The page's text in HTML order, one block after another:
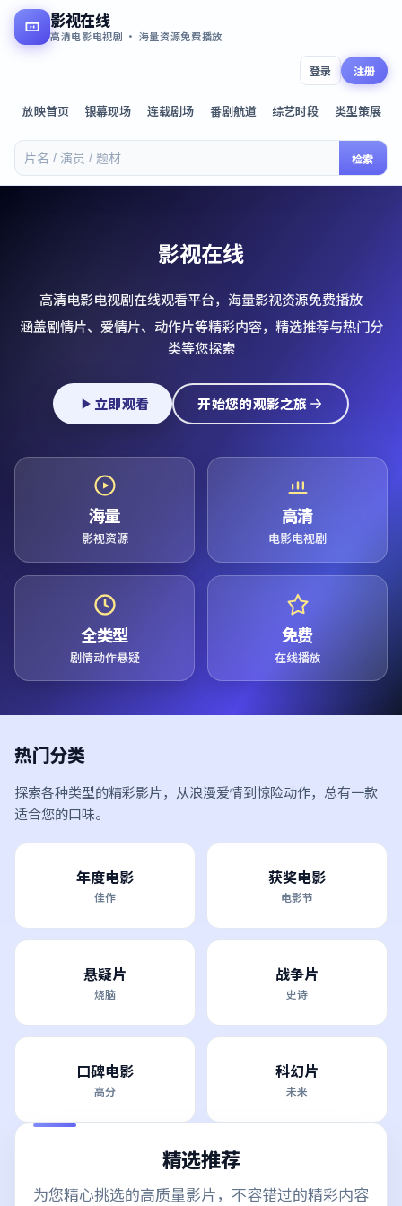
影视在线
高清电影电视剧 · 海量资源免费播放
放映首页 银幕现场 连载剧场 番剧航道 综艺时段 类型策展
检索
登录 注册
影视在线
高清电影电视剧在线观看平台，海量影视资源免费播放
涵盖剧情片、爱情片、动作片等精彩内容，精选推荐与热门分
类等您探索
立即观看 开始您的观影之旅
海量
影视资源
高清
电影电视剧
全类型
剧情动作悬疑
免费
在线播放
热门分类
探索各种类型的精彩影片，从浪漫爱情到惊险动作，总有一款
适合您的口味。
年度电影
佳作
获奖电影
电影节
悬疑片
烧脑
战争片
史诗
口碑电影
高分
科幻片
未来
精选推荐
为您精心挑选的高质量影片，不容错过的精彩内容